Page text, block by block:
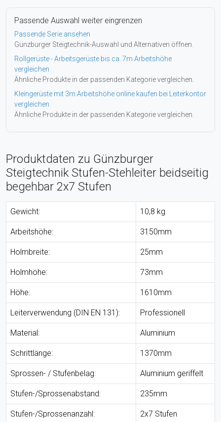
Passende Auswahl weiter eingrenzen
Passende Serie ansehen
Günzburger Steigtechnik-Auswahl und Alternativen öffnen.
Rollgerüste - Arbeitsgerüste bis ca. 7m Arbeitshöhe
vergleichen
Ähnliche Produkte in der passenden Kategorie vergleichen.
Kleingerüste mit 3m Arbeitshöhe online kaufen bei Leiterkontor
vergleichen
Ähnliche Produkte in der passenden Kategorie vergleichen.
Produktdaten zu Günzburger
Steigtechnik Stufen-Stehleiter beidseitig
begehbar 2x7 Stufen
Gewicht: 10,8 kg
Arbeitshöhe: 3150mm
Holmbreite: 25mm
Holmhöhe: 73mm
Höhe: 1610mm
Leiterverwendung (DIN EN 131): Professionell
Material: Aluminium
Schrittlänge: 1370mm
Sprossen- / Stufenbelag: Aluminium geriffelt
Stufen-/Sprossenabstand: 235mm
Stufen-/Sprossenanzahl: 2x7 Stufen